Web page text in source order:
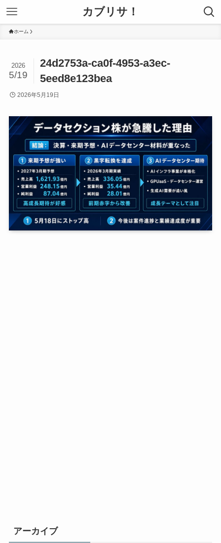
カブリサ！
ホーム
24d2753a-ca0f-4953-a3ec-
5eed8e123bea
2026
5/19
2026年5月19日
アーカイブ